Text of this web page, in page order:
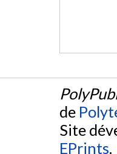
de
Site
EPrints.